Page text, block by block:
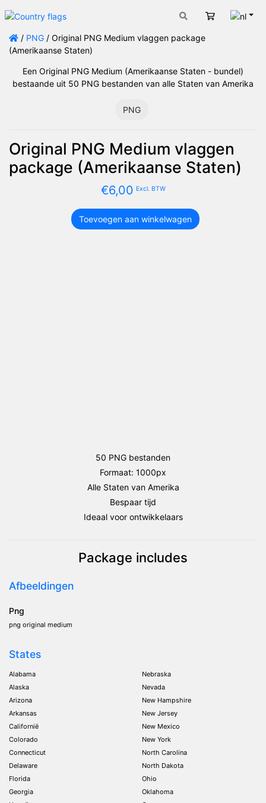
Winkelwagen
/ PNG / Original PNG Medium vlaggen package
(Amerikaanse Staten)
Een Original PNG Medium (Amerikaanse Staten - bundel)
bestaande uit 50 PNG bestanden van alle Staten van Amerika
PNG
Original PNG Medium vlaggen
package (Amerikaanse Staten)
€6,00 Excl. BTW
Original
Toevoegen aan winkelwagen
50 PNG bestanden
Formaat: 1000px
Alle Staten van Amerika
Bespaar tijd
Ideaal voor ontwikkelaars
Package includes
Afbeeldingen
Png
png original medium
States
Alabama
Alaska
Arizona
Arkansas
Californië
Colorado
Connecticut
Delaware
Florida
Georgia
Nebraska
Nevada
New Hampshire
New Jersey
New Mexico
New York
North Carolina
North Dakota
Ohio
Oklahoma